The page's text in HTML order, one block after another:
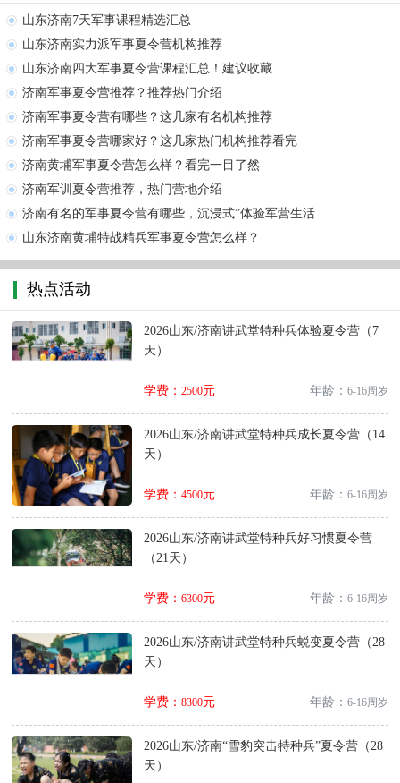
山东济南7天军事课程精选汇总
山东济南实力派军事夏令营机构推荐
山东济南四大军事夏令营课程汇总！建议收藏
济南军事夏令营推荐？推荐热门介绍
济南军事夏令营有哪些？这几家有名机构推荐
济南军事夏令营哪家好？这几家热门机构推荐看完
济南黄埔军事夏令营怎么样？看完一目了然
济南军训夏令营推荐，热门营地介绍
济南有名的军事夏令营有哪些，沉浸式”体验军营生活
山东济南黄埔特战精兵军事夏令营怎么样？
热点活动
2026山东/济南讲武堂特种兵体验夏令营（7
天）
学费： 2500元 年龄： 6-16周岁
2026山东/济南讲武堂特种兵成长夏令营（14
天）
学费： 4500元 年龄： 6-16周岁
2026山东/济南讲武堂特种兵好习惯夏令营
（21天）
学费： 6300元 年龄： 6-16周岁
2026山东/济南讲武堂特种兵蜕变夏令营（28
天）
学费： 8300元 年龄： 6-16周岁
2026山东/济南“雪豹突击特种兵”夏令营（28
天）